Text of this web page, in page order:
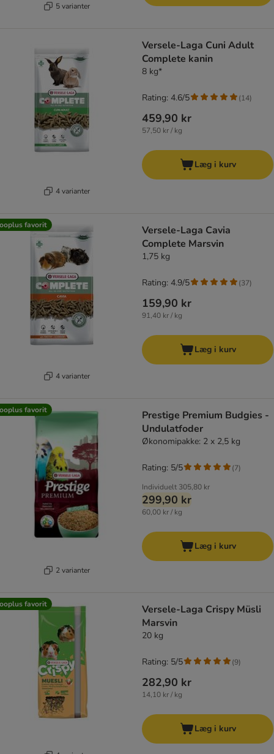
5 varianter
4 varianter
Versele-Laga Cuni Adult
Complete kanin
8 kg*
459,90 kr
57,50 kr / kg
Rating: 4.6/5 (14)
Læg i kurv
favorit
4 varianter
Versele-Laga Cavia
Complete Marsvin
1,75 kg
159,90 kr
91,40 kr / kg
Rating: 4.9/5 (37)
Læg i kurv
favorit
2 varianter
Prestige Premium Budgies -
Undulatfoder
Økonomipakke: 2 x 2,5 kg
Individuelt 305,80 kr
299,90 kr
60,00 kr / kg
Rating: 5/5 (7)
Læg i kurv
favorit
Versele-Laga Crispy Müsli
Marsvin
20 kg
282,90 kr
14,10 kr / kg
Rating: 5/5 (9)
Læg i kurv